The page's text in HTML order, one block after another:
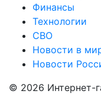
Финансы
Технологии
СВО
Новости в
Новости
© 2026 Интернет-